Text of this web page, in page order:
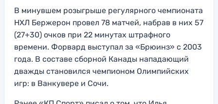
В минувшем розыгрыше регулярного чемпионата
НХЛ Бержерон провел 78 матчей, набрав в них 57
(27+30) очков при 22 минутах штрафного
времени. Форвард выступал за «Брюинз» с 2003
года. В составе сборной Канады нападающий
дважды становился чемпионом Олимпийских
игр: в Ванкувере и Сочи.